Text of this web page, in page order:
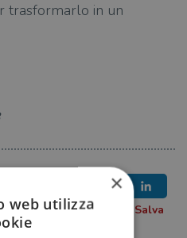
trasformarlo in un
×
web utilizza